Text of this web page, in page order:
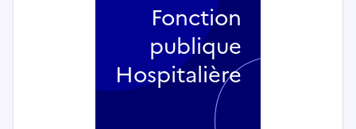
Fonction
publique
Hospitalière